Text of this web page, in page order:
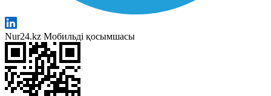
Nur24.kz Мобильді қосымшасы